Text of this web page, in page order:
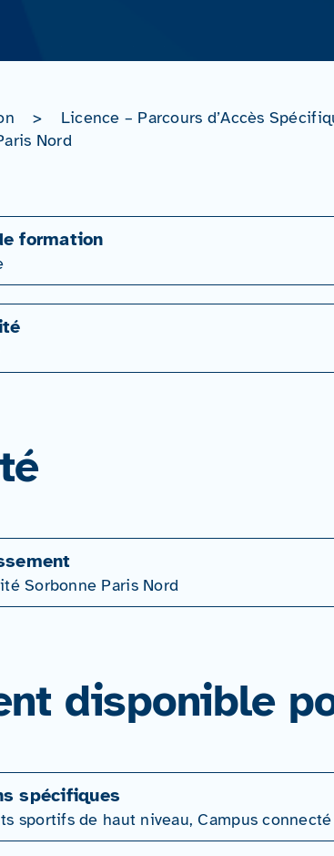
>
Licence – Parcours d’Accès
Nord
formation
Sorbonne Paris Nord
disponible
spécifiques
sportifs de haut niveau, Campus connecté